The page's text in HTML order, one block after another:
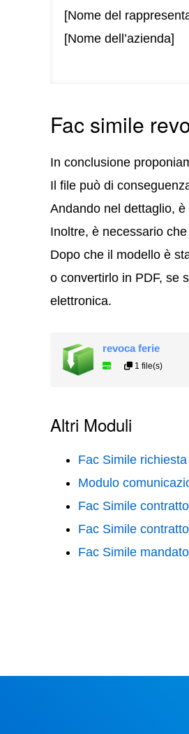
[Nome del
[Nome dell’azienda]
Fac simile
In conclusione
Il file può di
Andando nel dettaglio,
Inoltre, è necessario
Dopo che il modello è
o convertirlo in PDF, se
elettronica.
revoca ferie
1 file(s)
Altri Moduli
Fac Simile
Modulo
Fac Simile
Fac Simile
Fac Simile